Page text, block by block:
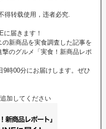
得转载使用，违者必究.
に届きます！
新商品を実食調査した記事を
のグルメ「実食！新商品レポ
9時00分にお届けします。ぜひ
加してください